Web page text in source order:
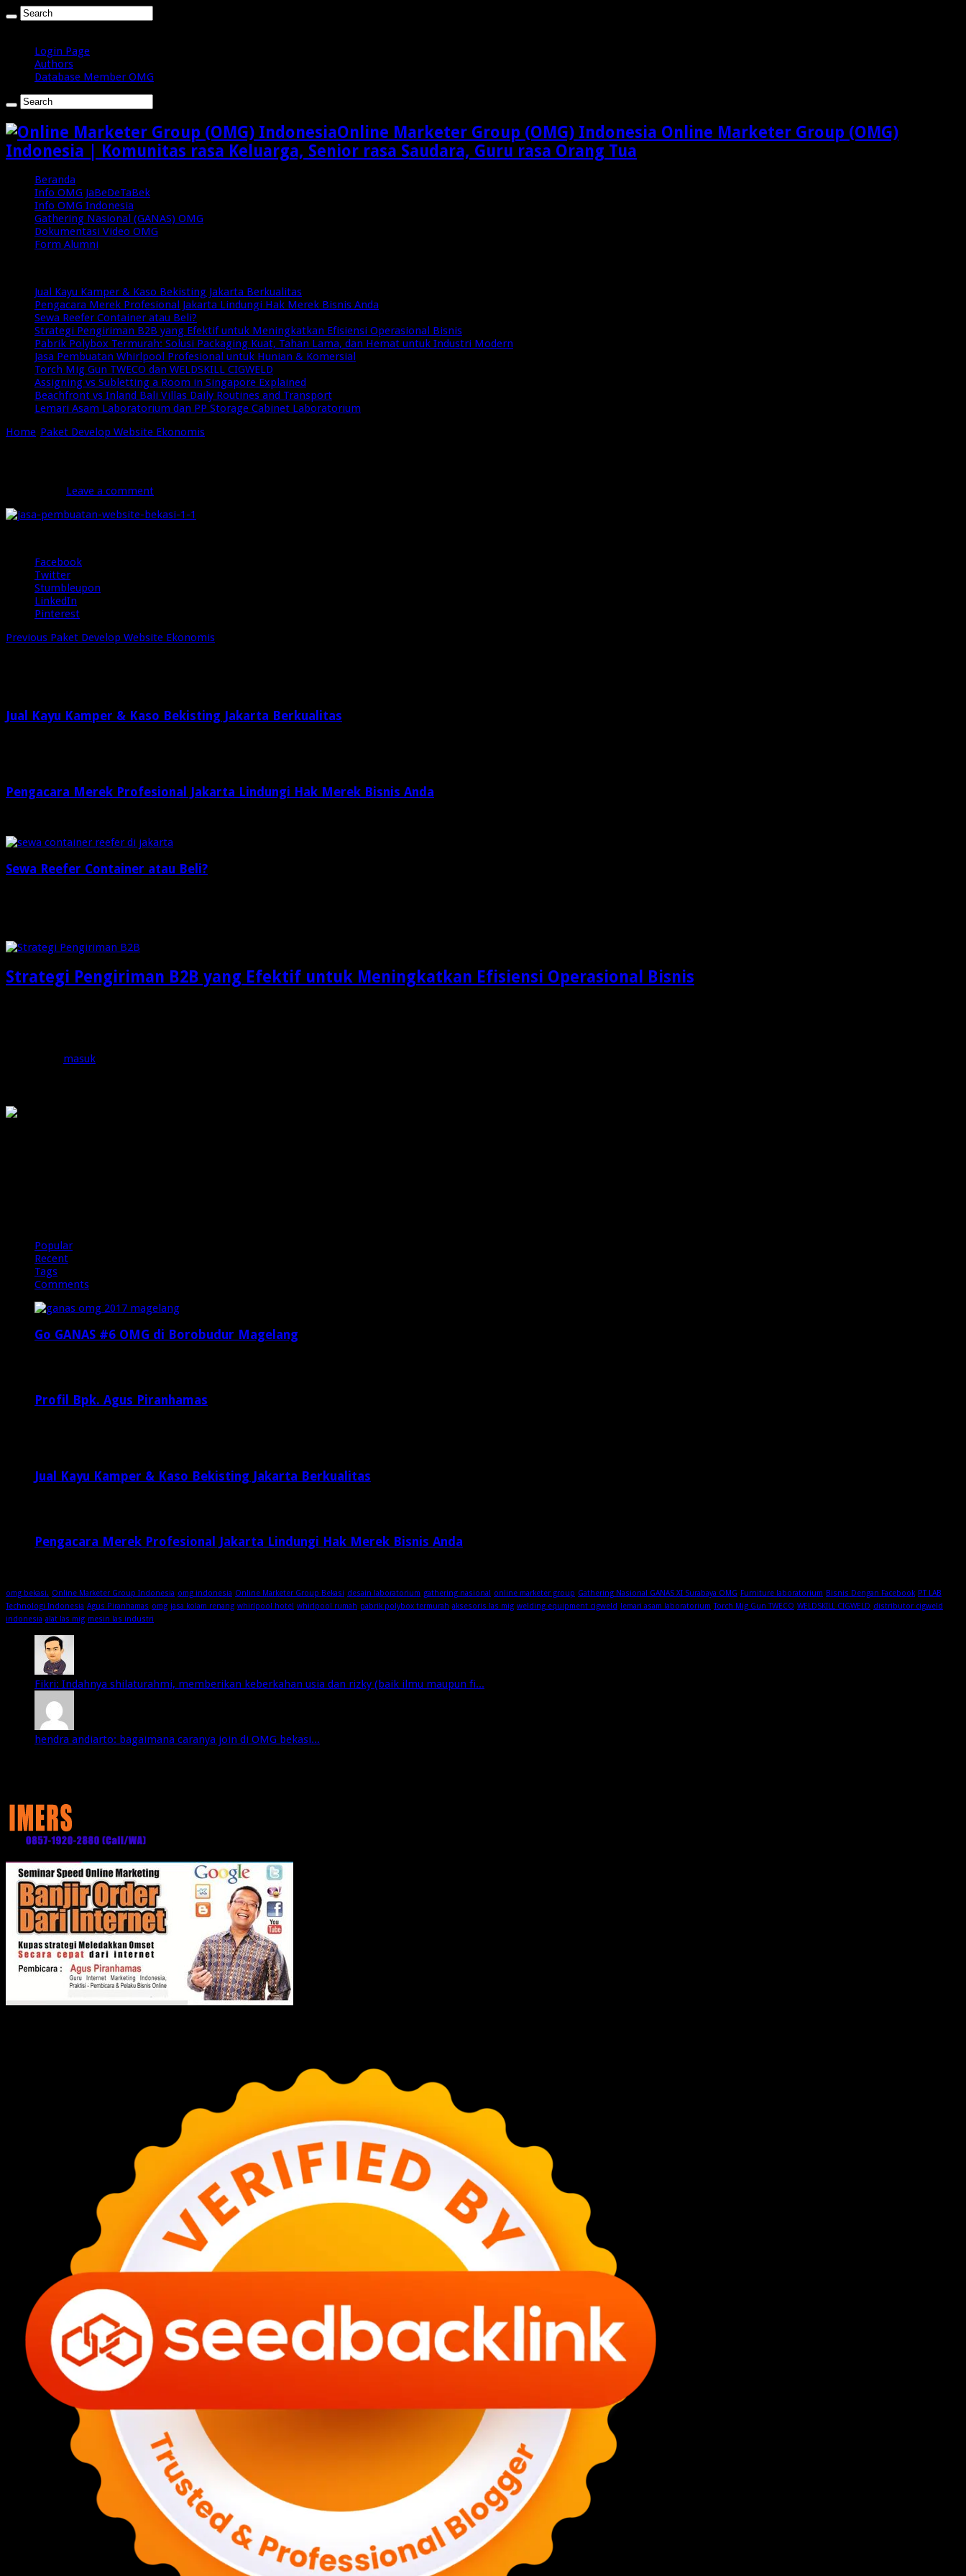
Login Page
Authors
Database Member OMG
Online Marketer Group (OMG) Indonesia Online Marketer Group (OMG)
Indonesia | Komunitas rasa Keluarga, Senior rasa Saudara, Guru rasa Orang Tua
Beranda
Info OMG JaBeDeTaBek
Info OMG Indonesia
Gathering Nasional (GANAS) OMG
Dokumentasi Video OMG
Form Alumni
Jual Kayu Kamper & Kaso Bekisting Jakarta Berkualitas
Pengacara Merek Profesional Jakarta Lindungi Hak Merek Bisnis Anda
Sewa Reefer Container atau Beli?
Strategi Pengiriman B2B yang Efektif untuk Meningkatkan Efisiensi Operasional Bisnis
Pabrik Polybox Termurah: Solusi Packaging Kuat, Tahan Lama, dan Hemat untuk Industri Modern
Jasa Pembuatan Whirlpool Profesional untuk Hunian & Komersial
Torch Mig Gun TWECO dan WELDSKILL CIGWELD
Assigning vs Subletting a Room in Singapore Explained
Beachfront vs Inland Bali Villas Daily Routines and Transport
Lemari Asam Laboratorium dan PP Storage Cabinet Laboratorium
Home Paket Develop Website Ekonomis
Leave a comment
Facebook
Twitter
Stumbleupon
LinkedIn
Pinterest
Previous Paket Develop Website Ekonomis
Jual Kayu Kamper & Kaso Bekisting Jakarta Berkualitas
Pengacara Merek Profesional Jakarta Lindungi Hak Merek Bisnis Anda
Sewa Reefer Container atau Beli?
Strategi Pengiriman B2B yang Efektif untuk Meningkatkan Efisiensi Operasional Bisnis
masuk
Popular
Recent
Tags
Comments
Go GANAS #6 OMG di Borobudur Magelang
Profil Bpk. Agus Piranhamas
Jual Kayu Kamper & Kaso Bekisting Jakarta Berkualitas
Pengacara Merek Profesional Jakarta Lindungi Hak Merek Bisnis Anda
omg bekasi. Online Marketer Group Indonesia omg indonesia Online Marketer Group Bekasi desain laboratorium gathering nasional online marketer group Gathering Nasional GANAS XI Surabaya OMG Furniture laboratorium Bisnis Dengan Facebook PT LAB
Technologi Indonesia Agus Piranhamas omg jasa kolam renang whirlpool hotel whirlpool rumah pabrik polybox termurah aksesoris las mig welding equipment cigweld lemari asam laboratorium Torch Mig Gun TWECO WELDSKILL CIGWELD distributor cigweld
indonesia alat las mig mesin las industri
Fikri: Indahnya shilaturahmi, memberikan keberkahan usia dan rizky (baik ilmu maupun fi...
hendra andiarto: bagaimana caranya join di OMG bekasi...